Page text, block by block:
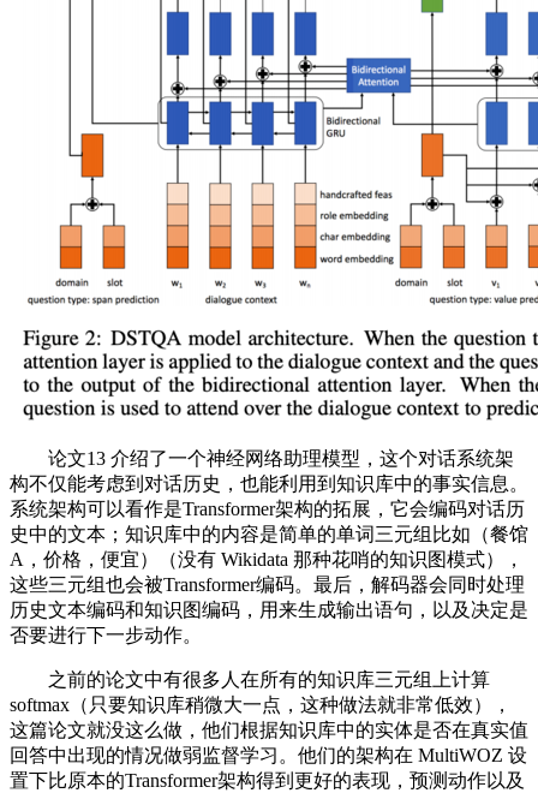
论文13 介绍了一个神经网络助理模型，这个对话系统架
构不仅能考虑到对话历史，也能利用到知识库中的事实信息。
系统架构可以看作是Transformer架构的拓展，它会编码对话历
史中的文本；知识库中的内容是简单的单词三元组比如（餐馆
A，价格，便宜）（没有 Wikidata 那种花哨的知识图模式），
这些三元组也会被Transformer编码。最后，解码器会同时处理
历史文本编码和知识图编码，用来生成输出语句，以及决定是
否要进行下一步动作。
之前的论文中有很多人在所有的知识库三元组上计算
softmax（只要知识库稍微大一点，这种做法就非常低效），
这篇论文就没这么做，他们根据知识库中的实体是否在真实值
回答中出现的情况做弱监督学习。他们的架构在 MultiWOZ 设
置下比原本的Transformer架构得到更好的表现，预测动作以及